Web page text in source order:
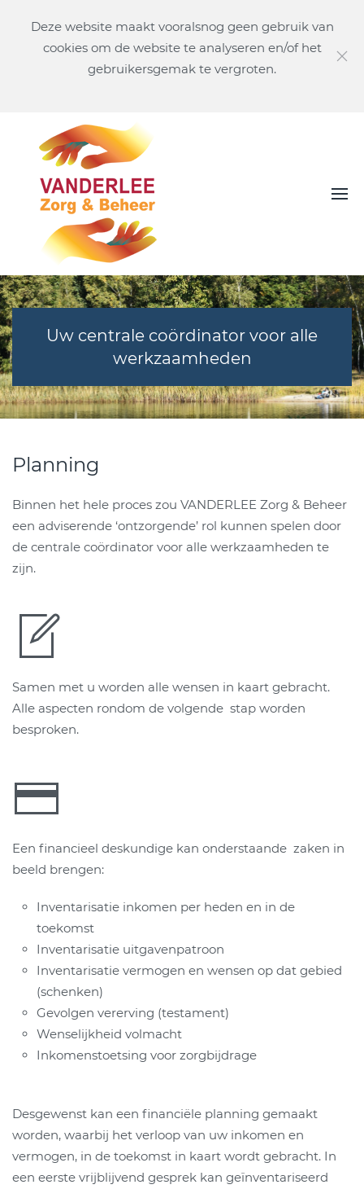
Deze website maakt vooralsnog geen gebruik van
cookies om de website te analyseren en/of het
gebruikersgemak te vergroten.
Uw centrale coördinator voor alle
werkzaamheden
Planning
Binnen het hele proces zou VANDERLEE Zorg & Beheer
een adviserende ‘ontzorgende’ rol kunnen spelen door
de centrale coördinator voor alle werkzaamheden te
zijn.
Samen met u worden alle wensen in kaart gebracht.
Alle aspecten rondom de volgende stap worden
besproken.
Een financieel deskundige kan onderstaande zaken in
beeld brengen:
Inventarisatie inkomen per heden en in de
toekomst
Inventarisatie uitgavenpatroon
Inventarisatie vermogen en wensen op dat gebied
(schenken)
Gevolgen vererving (testament)
Wenselijkheid volmacht
Inkomenstoetsing voor zorgbijdrage
Desgewenst kan een financiële planning gemaakt
worden, waarbij het verloop van uw inkomen en
vermogen, in de toekomst in kaart wordt gebracht. In
een eerste vrijblijvend gesprek kan geïnventariseerd